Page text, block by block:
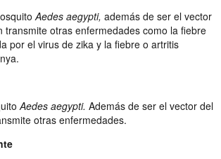
Aedes aegypti, además de ser el vector
transmite otras enfermedades como la fiebre
por el virus de zika y la fiebre o artritis
Aedes aegypti. Además de ser el vector del
otras enfermedades.